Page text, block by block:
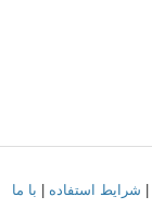
شرایط استفاده
با ما